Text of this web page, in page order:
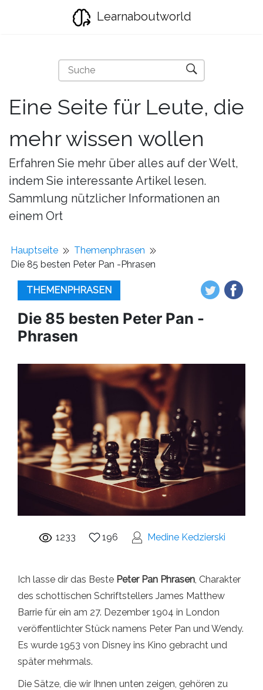
Learnaboutworld
Eine Seite für Leute, die
mehr wissen wollen
Erfahren Sie mehr über alles auf der Welt,
indem Sie interessante Artikel lesen.
Sammlung nützlicher Informationen an
einem Ort
Hauptseite
Themenphrasen
Die 85 besten Peter Pan -Phrasen
THEMENPHRASEN
Die 85 besten Peter Pan -
Phrasen
1233 196 Medine Kedzierski
Ich lasse dir das Beste Peter Pan Phrasen, Charakter
des schottischen Schriftstellers James Matthew
Barrie für ein am 27. Dezember 1904 in London
veröffentlichter Stück namens Peter Pan und Wendy.
Es wurde 1953 von Disney ins Kino gebracht und
später mehrmals.
Die Sätze, die wir Ihnen unten zeigen, gehören zu